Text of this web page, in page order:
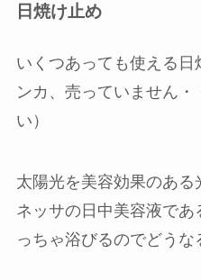
日焼け止め
いくつあっても使える日
ンカ、売っていません
い）
太陽光を美容効果のあ
ネッサの日中美容液で
っちゃ浴びるのでどう